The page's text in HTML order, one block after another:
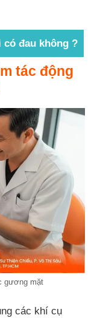
có đau không ?
tác động
gương mặt
các khí cụ